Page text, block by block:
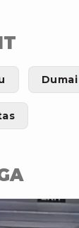
Dumai